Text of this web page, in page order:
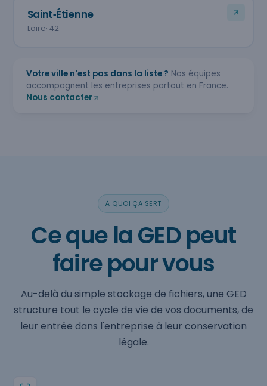
Saint‑Étienne
Loire· 42
Votre ville n'est pas dans la liste ? Nos équipes
accompagnent les entreprises partout en France.
Nous contacter
À QUOI ÇA SERT
Ce que la GED peut
faire pour vous
Au-delà du simple stockage de fichiers, une GED
structure tout le cycle de vie de vos documents, de
leur entrée dans l'entreprise à leur conservation
légale.